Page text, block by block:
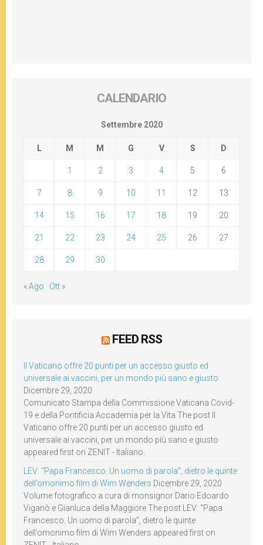
CALENDARIO
Settembre 2020
L M M G V S D
1 2 3 4 5 6
7 8 9 10 11 12 13
14 15 16 17 18 19 20
21 22 23 24 25 26 27
28 29 30
« Ago Ott »
FEED RSS
Il Vaticano offre 20 punti per un accesso giusto ed
universale ai vaccini, per un mondo più sano e giusto
Dicembre 29, 2020
Comunicato Stampa della Commissione Vaticana Covid-
19 e della Pontificia Accademia per la Vita The post Il
Vaticano offre 20 punti per un accesso giusto ed
universale ai vaccini, per un mondo più sano e giusto
appeared first on ZENIT - Italiano.
LEV: “Papa Francesco. Un uomo di parola”, dietro le quinte
dell’omonimo film di Wim Wenders Dicembre 29, 2020
Volume fotografico a cura di monsignor Dario Edoardo
Viganò e Gianluca della Maggiore The post LEV: “Papa
Francesco. Un uomo di parola”, dietro le quinte
dell’omonimo film di Wim Wenders appeared first on